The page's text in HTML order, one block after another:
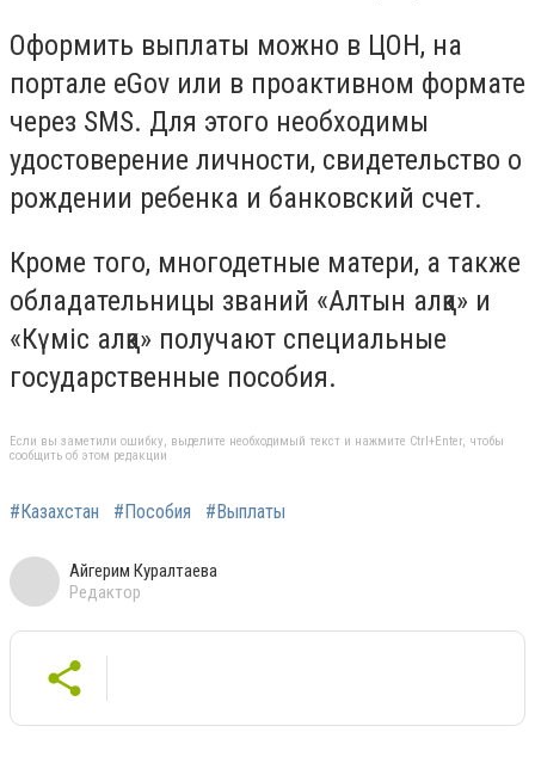
Оформить выплаты можно в ЦОН, на
портале eGov или в проактивном формате
через SMS. Для этого необходимы
удостоверение личности, свидетельство о
рождении ребенка и банковский счет.
Кроме того, многодетные матери, а также
обладательницы званий «Алтын алқа» и
«Күміс алқа» получают специальные
государственные пособия.
Если вы заметили ошибку, выделите необходимый текст и нажмите Ctrl+Enter, чтобы
сообщить об этом редакции
#Казахстан #Пособия #Выплаты
Айгерим Куралтаева
Редактор